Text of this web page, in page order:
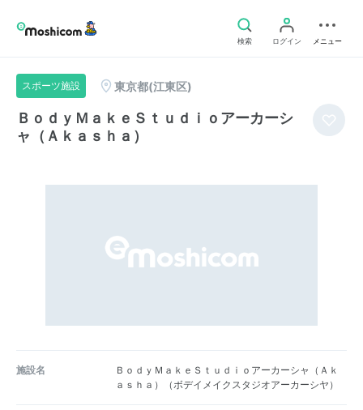
検索 ログイン メニュー
スポーツ施設 東京都(江東区)
ＢｏｄｙＭａｋｅＳｔｕｄｉｏアーカーシ
ャ（Ａｋａｓｈａ）
施設名
ＢｏｄｙＭａｋｅＳｔｕｄｉｏアーカーシャ（Ａｋ
ａｓｈａ）（ボデイメイクスタジオアーカーシヤ）